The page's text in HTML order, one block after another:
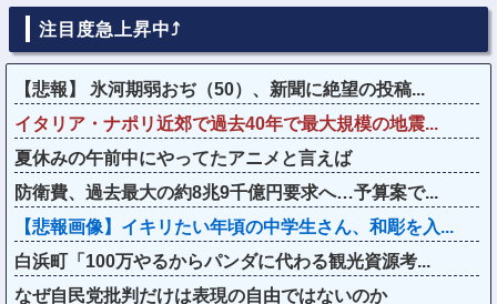
注目度急上昇中⤴
【悲報】 氷河期弱おぢ（50）、新聞に絶望の投稿...
イタリア・ナポリ近郊で過去40年で最大規模の地震...
夏休みの午前中にやってたアニメと言えば
防衛費、過去最大の約8兆9千億円要求へ…予算案で...
【悲報画像】イキリたい年頃の中学生さん、和彫を入...
白浜町「100万やるからパンダに代わる観光資源考...
なぜ自民党批判だけは表現の自由ではないのか